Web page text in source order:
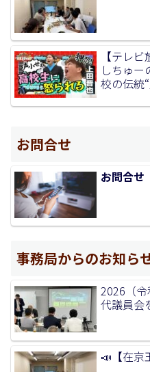
【テレ
しちゅ
校の伝統
お問合せ
お問合せ
事務局からのお知ら
2026（令
代議員会
📣【在京